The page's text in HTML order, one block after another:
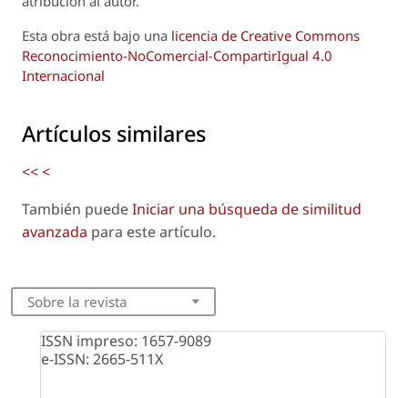
Esta obra está bajo una licencia de Creative Commons
Reconocimiento-NoComercial-CompartirIgual 4.0
Internacional
Artículos similares
<<<
También puedeIniciar una búsqueda de similitud
avanzada para este artículo.
Sobre la revista
ISSN impreso: 1657-9089
e-ISSN: 2665-511X